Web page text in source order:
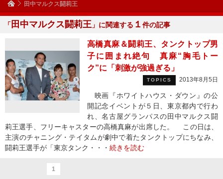
田中マルクス闘莉王
「 田中マルクス闘莉王 」に関連する １ 件の記事
高橋真麻＆闘莉王、タンクトップ男
子に囲まれ絶句 真麻“胸毛トー
ク”に「刺激が強過ぎる」
TOPICS 2013年8月5日
映画『ホワイトハウス・ダウン』の公
開記念イベントが５日、東京都内で行わ
れ、名古屋グランパスの田中マルクス闘
莉王選手、フリーキャスターの高橋真麻が出席した。 この日は、
主演のチャニング・テイタムが劇中で着たタンクトップにちなみ、
闘莉王選手が「東京タンク・・・ 続きを読む
1